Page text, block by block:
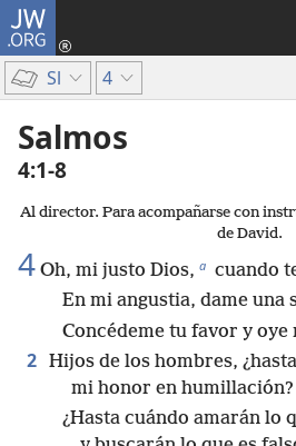
JW.ORG
Sl 4
Salmos
4:1-8
Al director. Para acompañarse con
de David.
4 Oh, mi justo Dios, a cuando
En mi angustia, dame una
Concédeme tu favor y
2 Hijos de los hombres,
mi honor en humillación?
¿Hasta cuándo amarán lo